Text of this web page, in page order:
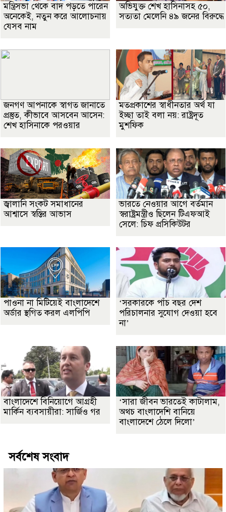
মন্ত্রিসভা থেকে বাদ পড়তে পারেন
অনেকেই, নতুন করে আলোচনায়
যেসব নাম
অভিযুক্ত শেখ হাসিনাসহ ৫০,
সত্যতা মেলেনি ৪৯ জনের বিরুদ্ধে
জনগণ আপনাকে স্বাগত জানাতে
প্রস্তুত, কীভাবে আসবেন আসেন:
শেখ হাসিনাকে পরওয়ার
মতপ্রকাশের স্বাধীনতার অর্থ যা
ইচ্ছা তাই বলা নয়: রাষ্ট্রদূত
মুশফিক
জ্বালানি সংকট সমাধানের
আশ্বাসে স্বস্তির আভাস
ভারতে নেওয়ার আগে বর্তমান
স্বরাষ্ট্রমন্ত্রীও ছিলেন টিএফআই
সেলে: চিফ প্রসিকিউটর
পাওনা না মিটিয়েই বাংলাদেশে
অর্ডার স্থগিত করল এলপিপি
‘সরকারকে পাঁচ বছর দেশ
পরিচালনার সুযোগ দেওয়া হবে
না’
বাংলাদেশে বিনিয়োগে আগ্রহী
মার্কিন ব্যবসায়ীরা: সার্জিও গর
‘সারা জীবন ভারতেই কাটালাম,
অথচ বাংলাদেশি বানিয়ে
বাংলাদেশে ঠেলে দিলো’
সর্বশেষ সংবাদ